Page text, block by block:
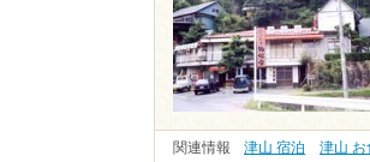
関連情報 津山 宿泊 津山